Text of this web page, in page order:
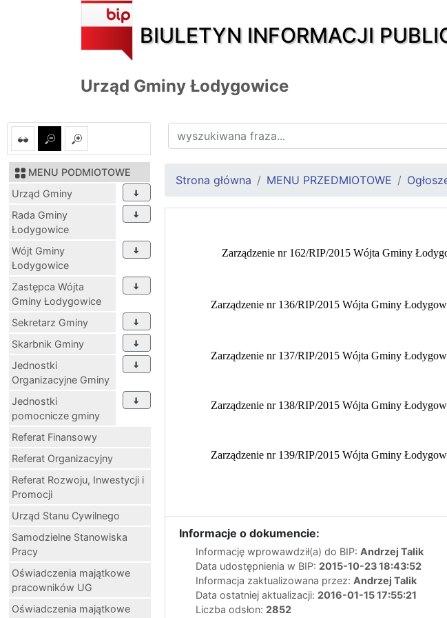
BIULETYN INFORMACJI
Urząd Gminy Łodygowice
MENU PODMIOTOWE
Urząd Gminy
Rada Gminy
Łodygowice
Wójt Gminy
Łodygowice
Zastępca Wójta
Gminy Łodygowice
Sekretarz Gminy
Skarbnik Gminy
Jednostki
Organizacyjne Gminy
Jednostki
pomocnicze gminy
Referat Finansowy
Referat Organizacyjny
Referat Rozwoju, Inwestycji i
Promocji
Urząd Stanu Cywilnego
Samodzielne Stanowiska
Pracy
Oświadczenia majątkowe
pracowników UG
Oświadczenia majątkowe
Strona główna MENU PRZEDMIOTOWE
Zarządzenie nr 162/RIP/2015 Wójta Gminy
Zarządzenie nr 136/RIP/2015 Wójta Gminy
Zarządzenie nr 137/RIP/2015 Wójta Gminy
Zarządzenie nr 138/RIP/2015 Wójta Gminy
Zarządzenie nr 139/RIP/2015 Wójta Gminy
Informacje o dokumencie:
Informację wprowawdził(a) do BIP: Andrzej Talik
Data udostępnienia w BIP: 2015-10-23 18:43:52
Informacja zaktualizowana przez: Andrzej Talik
Data ostatniej aktualizacji: 2016-01-15 17:55:21
Liczba odsłon: 2852